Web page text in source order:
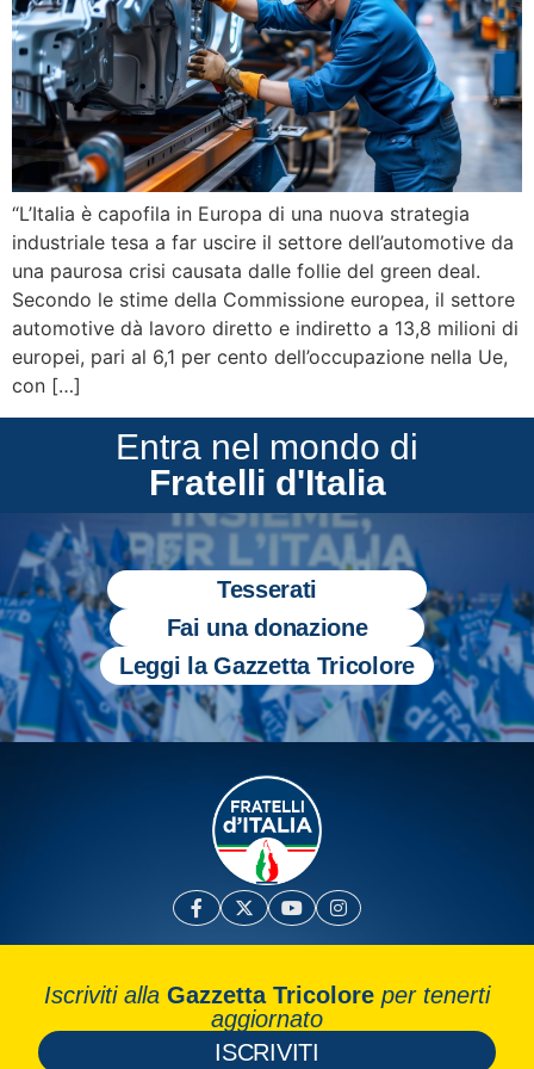
“L’Italia è capofila in Europa di una nuova strategia
industriale tesa a far uscire il settore dell’automotive da
una paurosa crisi causata dalle follie del green deal.
Secondo le stime della Commissione europea, il settore
automotive dà lavoro diretto e indiretto a 13,8 milioni di
europei, pari al 6,1 per cento dell’occupazione nella Ue,
con […]
Entra nel mondo di
Fratelli d'Italia
Tesserati
Fai una donazione
Leggi la Gazzetta Tricolore
Iscriviti alla Gazzetta Tricolore per tenerti
aggiornato
ISCRIVITI